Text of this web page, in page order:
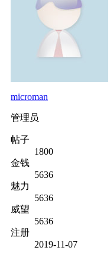
microman
管理员
帖子
1800
金钱
5636
魅力
5636
威望
5636
注册
2019-11-07